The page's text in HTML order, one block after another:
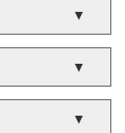
▼
▼
▼